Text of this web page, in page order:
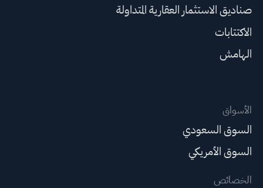
صناديق الاستثمار العقارية المتداولة
الاكتتابات
الهامش
الأسواق
السوق السعودي
السوق الأمريكي
الخصائص